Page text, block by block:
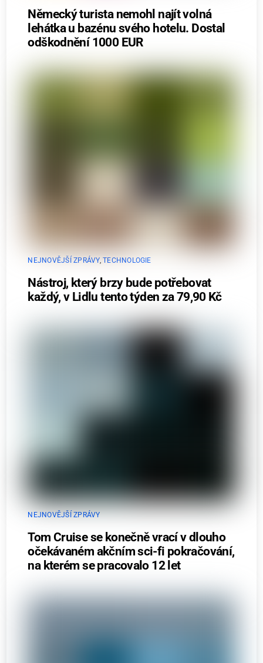
Německý turista nemohl najít volná
lehátka u bazénu svého hotelu. Dostal
odškodnění 1000 EUR
NEJNOVĚJŠÍ ZPRÁVY,TECHNOLOGIE
Nástroj, který brzy bude potřebovat
každý, v Lidlu tento týden za 79,90 Kč
NEJNOVĚJŠÍ ZPRÁVY
Tom Cruise se konečně vrací v dlouho
očekávaném akčním sci-fi pokračování,
na kterém se pracovalo 12 let